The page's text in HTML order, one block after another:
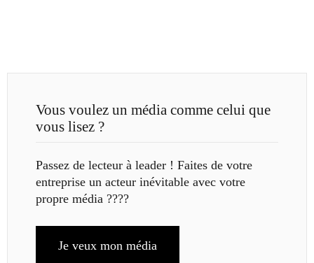
Vous voulez un média comme celui que
vous lisez ?
Passez de lecteur à leader ! Faites de votre
entreprise un acteur inévitable avec votre
propre média ????
Je veux mon média